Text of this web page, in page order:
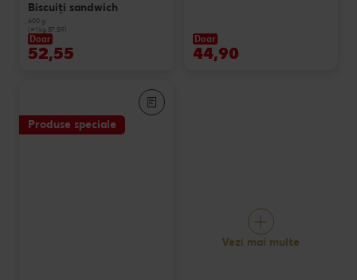
Biscuiți sandwich
600 g
(=1 kg 87.59)
Doar
52,55
Doar
44,90
Produse speciale
Vezi mai multe